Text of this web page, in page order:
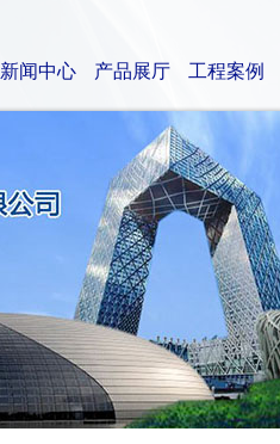
工程案例
产品展厅
新闻中心